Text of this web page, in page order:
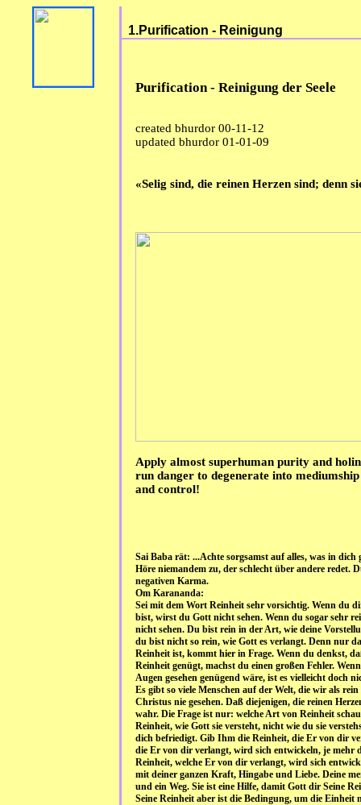
1.Purification - Reinigung
Purification - Reinigung der Seele
created bhurdor 00-11-12
updated bhurdor 01-01-09
«Selig sind, die reinen Herzen sind; denn
Apply almost superhuman purity and
run danger to degenerate into
and control!
Sai Baba rät: ...Achte sorgsamst auf alles, was in dich
Höre niemandem zu, der schlecht über andere redet.
negativen Karma.
Om Karananda:
Sei mit dem Wort Reinheit sehr vorsichtig. Wenn du
bist, wirst du Gott nicht sehen. Wenn du sogar sehr
nicht sehen. Du bist rein in der Art, wie deine
du bist nicht so rein, wie Gott es verlangt. Denn nur
Reinheit ist, kommt hier in Frage. Wenn du denkst,
Reinheit genügt, machst du einen großen Fehler.
Augen gesehen genügend wäre, ist es vielleicht doch
Es gibt so viele Menschen auf der Welt, die wir als
Christus nie gesehen. Daß diejenigen, die reinen
wahr. Die Frage ist nur: welche Art von Reinheit
Reinheit, wie Gott sie versteht, nicht wie du sie
dich befriedigt. Gib Ihm die Reinheit, die Er von dir
die Er von dir verlangt, wird sich entwickeln, je
Reinheit, welche Er von dir verlangt, wird sich
mit deiner ganzen Kraft, Hingabe und Liebe. Deine
und ein Weg. Sie ist eine Hilfe, damit Gott dir Seine
Seine Reinheit aber ist die Bedingung, um die